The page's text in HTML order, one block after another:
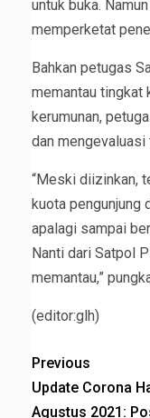
untuk buka.
memperketat
Bahkan petugas
memantau tingkat
kerumunan,
dan
“Meski diizinkan,
kuota pengunjung
apalagi sampai
Nanti dari Satpol
memantau,”
(editor:glh)
Previous
Update Corona
Agustus 2021: